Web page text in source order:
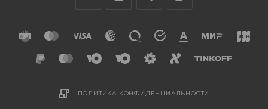
ПОЛИТИКА КОНФИДЕНЦИАЛЬНОСТИ